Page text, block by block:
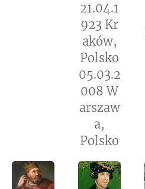
21.04.1
923 Kr
aków,
Polsko
05.03.2
008 W
arszaw
a,
Polsko